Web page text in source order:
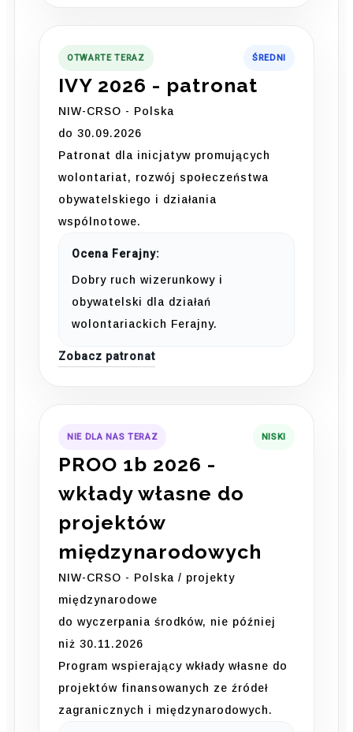
OTWARTE TERAZ ŚREDNI
IVY 2026 - patronat
NIW-CRSO - Polska
do 30.09.2026
Patronat dla inicjatyw promujących
wolontariat, rozwój społeczeństwa
obywatelskiego i działania
wspólnotowe.
Ocena Ferajny:
Dobry ruch wizerunkowy i
obywatelski dla działań
wolontariackich Ferajny.
Zobacz patronat
NIE DLA NAS TERAZ NISKI
PROO 1b 2026 -
wkłady własne do
projektów
międzynarodowych
NIW-CRSO - Polska / projekty
międzynarodowe
do wyczerpania środków, nie później
niż 30.11.2026
Program wspierający wkłady własne do
projektów finansowanych ze źródeł
zagranicznych i międzynarodowych.